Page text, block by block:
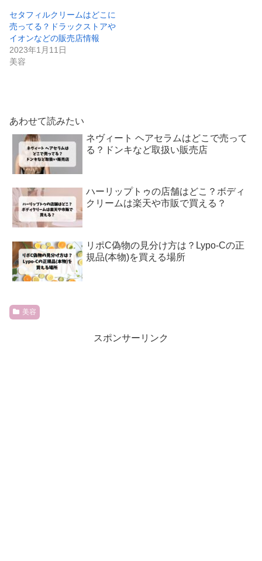
セタフィルクリームはどこに
売ってる？ドラックストアや
イオンなどの販売店情報
2023年1月11日
美容
あわせて読みたい
ネヴィート ヘアセラムはどこで売って
る？ドンキなど取扱い販売店
ハーリップトゥの店舗はどこ？ボディ
クリームは楽天や市販で買える？
リポC偽物の見分け方は？Lypo-Cの正
規品(本物)を買える場所
美容
スポンサーリンク